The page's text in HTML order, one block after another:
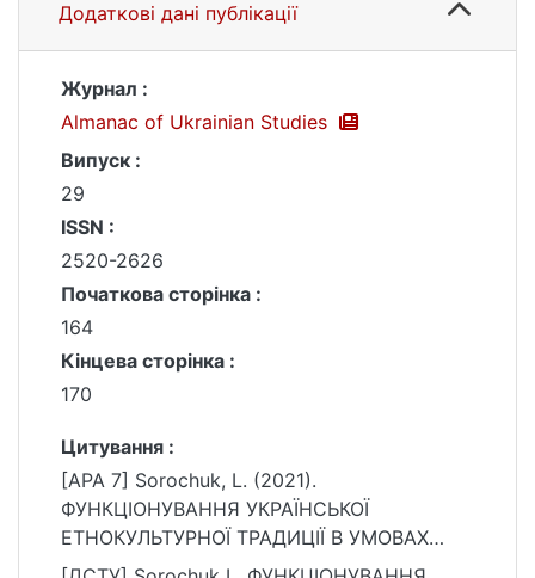
Додаткові дані публікації
Журнал :
Almanac of Ukrainian Studies
Випуск :
29
ISSN :
2520-2626
Початкова сторінка :
164
Кінцева сторінка :
170
Цитування :
[APA 7] Sorochuk, L. (2021).
ФУНКЦІОНУВАННЯ УКРАЇНСЬКОЇ
ЕТНОКУЛЬТУРНОЇ ТРАДИЦІЇ В УМОВАХ
СУЧАСНИХ ВИКЛИКІВ І ЗАГРОЗ. Almanac of